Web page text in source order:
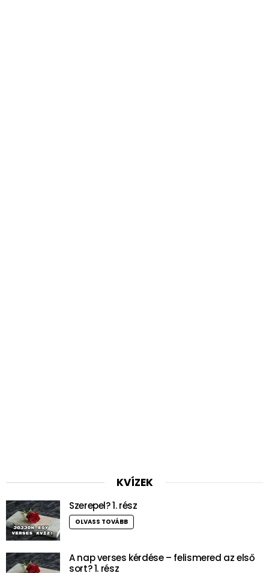
KVÍZEK
Szerepel? 1. rész
OLVASS TOVÁBB
A nap verses kérdése – felismered az első
sort? 1. rész